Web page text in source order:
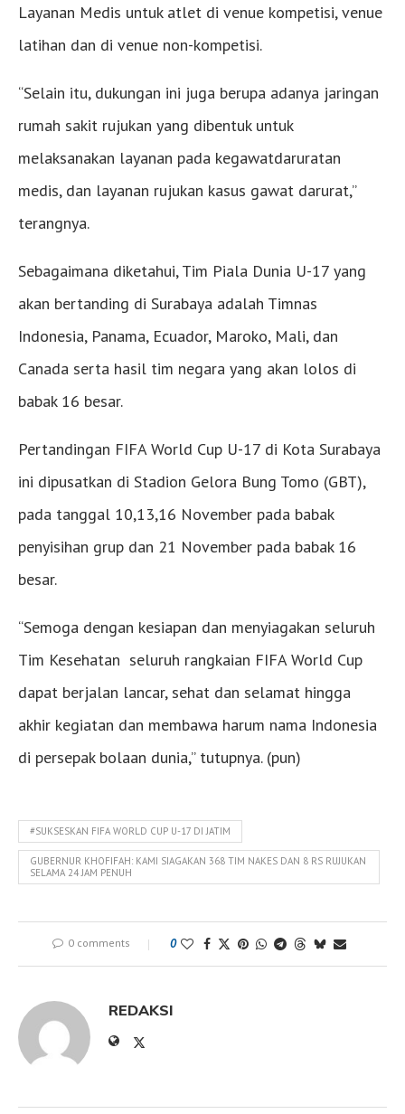
Layanan Medis untuk atlet di venue kompetisi, venue
latihan dan di venue non-kompetisi.
“Selain itu, dukungan ini juga berupa adanya jaringan
rumah sakit rujukan yang dibentuk untuk
melaksanakan layanan pada kegawatdaruratan
medis, dan layanan rujukan kasus gawat darurat,”
terangnya.
Sebagaimana diketahui, Tim Piala Dunia U-17 yang
akan bertanding di Surabaya adalah Timnas
Indonesia, Panama, Ecuador, Maroko, Mali, dan
Canada serta hasil tim negara yang akan lolos di
babak 16 besar.
Pertandingan FIFA World Cup U-17 di Kota Surabaya
ini dipusatkan di Stadion Gelora Bung Tomo (GBT),
pada tanggal 10,13,16 November pada babak
penyisihan grup dan 21 November pada babak 16
besar.
“Semoga dengan kesiapan dan menyiagakan seluruh
Tim Kesehatan seluruh rangkaian FIFA World Cup
dapat berjalan lancar, sehat dan selamat hingga
akhir kegiatan dan membawa harum nama Indonesia
di persepak bolaan dunia,” tutupnya. (pun)
#SUKSESKAN FIFA WORLD CUP U-17 DI JATIM
GUBERNUR KHOFIFAH: KAMI SIAGAKAN 368 TIM NAKES DAN 8 RS RUJUKAN
SELAMA 24 JAM PENUH
0 comments 0
REDAKSI